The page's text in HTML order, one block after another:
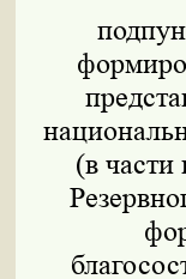
(в части